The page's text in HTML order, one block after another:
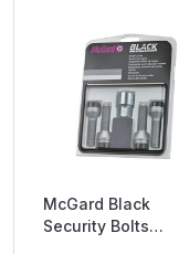
McGard Black
Security Bolts